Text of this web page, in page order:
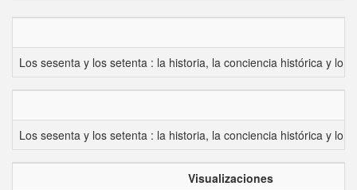
Los sesenta y los setenta : la historia, la conciencia histórica y lo
Los sesenta y los setenta : la historia, la conciencia histórica y lo
Visualizaciones